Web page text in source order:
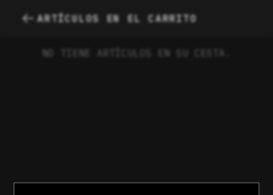
ARTÍCULOS EN EL CARRITO
NO TIENE ARTÍCULOS EN SU CESTA.